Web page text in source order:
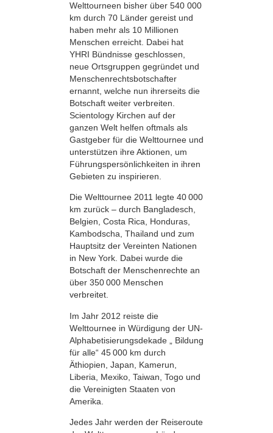
Welttourneen bisher über 540 000
km durch 70 Länder gereist und
haben mehr als 10 Millionen
Menschen erreicht. Dabei hat
YHRI Bündnisse geschlossen,
neue Ortsgruppen gegründet und
Menschenrechts­botschafter
ernannt, welche nun ihrerseits die
Botschaft weiter verbreiten.
Scientology Kirchen auf der
ganzen Welt helfen oftmals als
Gastgeber für die Welttournee und
unterstützen ihre Aktionen, um
Führungs­persönlichkeiten in ihren
Gebieten zu inspirieren.
Die Welttournee 2011 legte 40 000
km zurück – durch Bangladesch,
Belgien, Costa Rica, Honduras,
Kambodscha, Thailand und zum
Hauptsitz der Vereinten Nationen
in New York. Dabei wurde die
Botschaft der Menschenrechte an
über 350 000 Menschen
verbreitet.
Im Jahr 2012 reiste die
Welttournee in Würdigung der UN-
Alphabetisierungsdekade „ Bildung
für alle“ 45 000 km durch
Äthiopien, Japan, Kamerun,
Liberia, Mexiko, Taiwan, Togo und
die Vereinigten Staaten von
Amerika.
Jedes Jahr werden der Reiseroute